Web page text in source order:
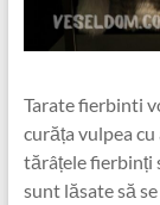
Tarate fierbinti
curăța vulpea
tărâțele fierbinți
sunt lăsate să